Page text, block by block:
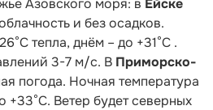
Азовского моря: в Ейске
и без осадков.
тепла, днём – до +31°С .
3-7 м/с. В Приморско-
погода. Ночная температура
+33°С. Ветер будет северных